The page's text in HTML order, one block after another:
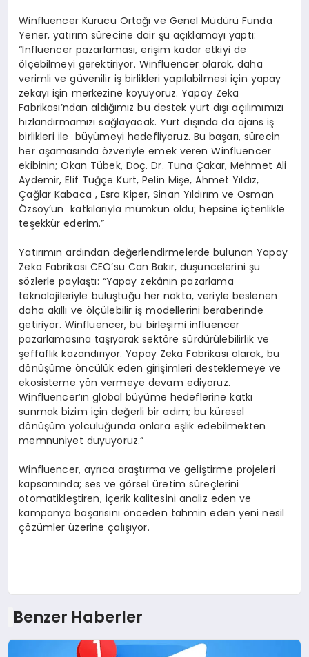
Winfluencer Kurucu Ortağı ve Genel Müdürü Funda
Yener, yatırım sürecine dair şu açıklamayı yaptı:
“Influencer pazarlaması, erişim kadar etkiyi de
ölçebilmeyi gerektiriyor. Winfluencer olarak, daha
verimli ve güvenilir iş birlikleri yapılabilmesi için yapay
zekayı işin merkezine koyuyoruz. Yapay Zeka
Fabrikası’ndan aldığımız bu destek yurt dışı açılımımızı
hızlandırmamızı sağlayacak. Yurt dışında da ajans iş
birlikleri ile büyümeyi hedefliyoruz. Bu başarı, sürecin
her aşamasında özveriyle emek veren Winfluencer
ekibinin; Okan Tübek, Doç. Dr. Tuna Çakar, Mehmet Ali
Aydemir, Elif Tuğçe Kurt, Pelin Mişe, Ahmet Yıldız,
Çağlar Kabaca , Esra Kiper, Sinan Yıldırım ve Osman
Özsoy’un katkılarıyla mümkün oldu; hepsine içtenlikle
teşekkür ederim.”
Yatırımın ardından değerlendirmelerde bulunan Yapay
Zeka Fabrikası CEO’su Can Bakır, düşüncelerini şu
sözlerle paylaştı: “Yapay zekânın pazarlama
teknolojileriyle buluştuğu her nokta, veriyle beslenen
daha akıllı ve ölçülebilir iş modellerini beraberinde
getiriyor. Winfluencer, bu birleşimi influencer
pazarlamasına taşıyarak sektöre sürdürülebilirlik ve
şeffaflık kazandırıyor. Yapay Zeka Fabrikası olarak, bu
dönüşüme öncülük eden girişimleri desteklemeye ve
ekosisteme yön vermeye devam ediyoruz.
Winfluencer’ın global büyüme hedeflerine katkı
sunmak bizim için değerli bir adım; bu küresel
dönüşüm yolculuğunda onlara eşlik edebilmekten
memnuniyet duyuyoruz.”
Winfluencer, ayrıca araştırma ve geliştirme projeleri
kapsamında; ses ve görsel üretim süreçlerini
otomatikleştiren, içerik kalitesini analiz eden ve
kampanya başarısını önceden tahmin eden yeni nesil
çözümler üzerine çalışıyor.
Benzer Haberler